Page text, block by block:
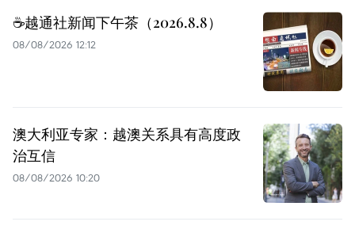
☕️越通社新闻下午茶（2026.8.8）
08/08/2026 12:12
澳大利亚专家：越澳关系具有高度政
治互信
08/08/2026 10:20